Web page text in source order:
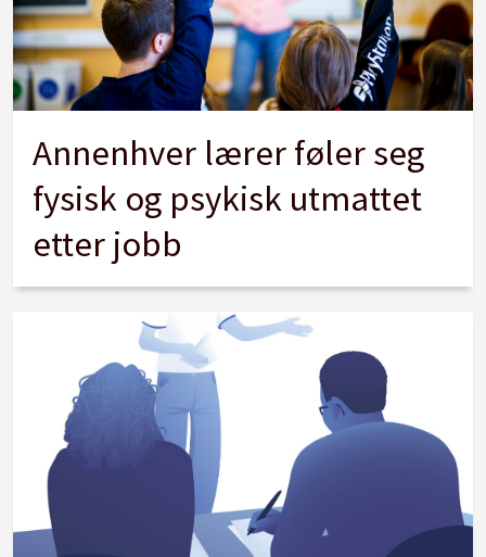
Annenhver lærer føler seg
fysisk og psykisk utmattet
etter jobb